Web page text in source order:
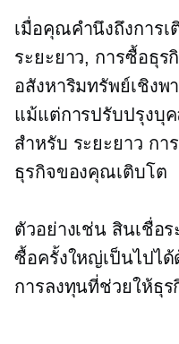
เมื่อคุณคำนึงถึงการ
ระยะยาว, การซื้อธุร
อสังหาริมทรัพย์เชิง
แม้แต่การปรับปรุงบุค
สำหรับ ระยะยาว กา
ธุรกิจของคุณเติบโต
ตัวอย่างเช่น สินเชื่อ
ซื้อครั้งใหญ่เป็นไปไ
การลงทุนที่ช่วยให้ธุ